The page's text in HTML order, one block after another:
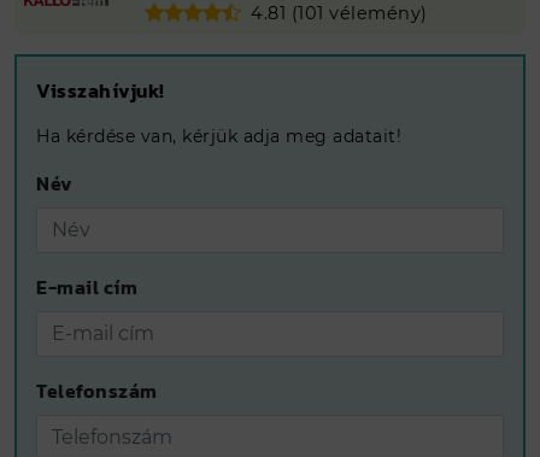
4.81 (101 vélemény)
Visszahívjuk!
Ha kérdése van, kérjük adja meg adatait!
Név
E-mail cím
Telefonszám